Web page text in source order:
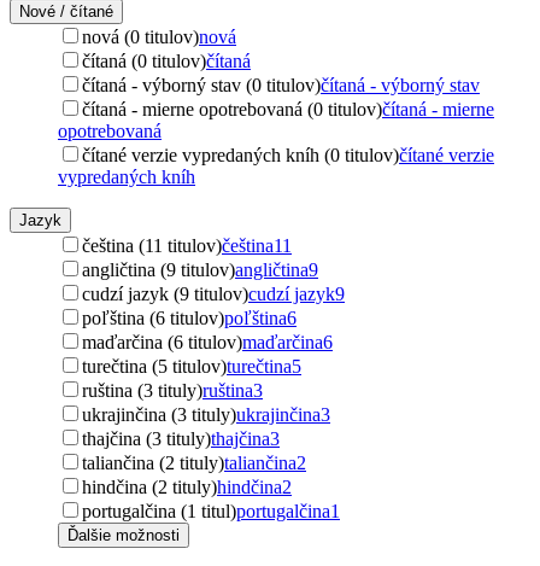
Nové / čítané
nová (0 titulov)nová
čítaná (0 titulov)čítaná
čítaná - výborný stav (0 titulov)čítaná - výborný stav
čítaná - mierne opotrebovaná (0 titulov)čítaná - mierne
opotrebovaná
čítané verzie vypredaných kníh (0 titulov)čítané verzie
vypredaných kníh
Jazyk
čeština (11 titulov)čeština11
angličtina (9 titulov)angličtina9
cudzí jazyk (9 titulov)cudzí jazyk9
poľština (6 titulov)poľština6
maďarčina (6 titulov)maďarčina6
turečtina (5 titulov)turečtina5
ruština (3 tituly)ruština3
ukrajinčina (3 tituly)ukrajinčina3
thajčina (3 tituly)thajčina3
taliančina (2 tituly)taliančina2
hindčina (2 tituly)hindčina2
portugalčina (1 titul)portugalčina1
Ďalšie možnosti